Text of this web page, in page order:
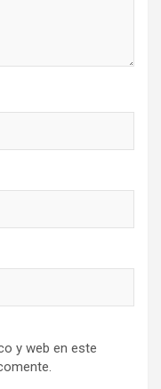
y web en este